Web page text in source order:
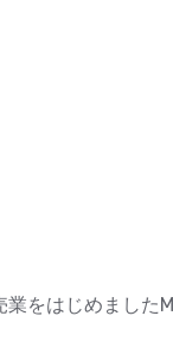
をはじめました